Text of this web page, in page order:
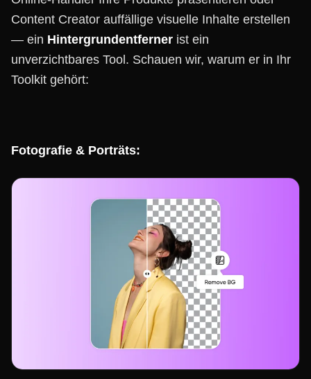
Content Creator auffällige visuelle Inhalte erstellen
— ein Hintergrundentferner ist ein
unverzichtbares Tool. Schauen wir, warum er in Ihr
Toolkit gehört:
Fotografie & Porträts: